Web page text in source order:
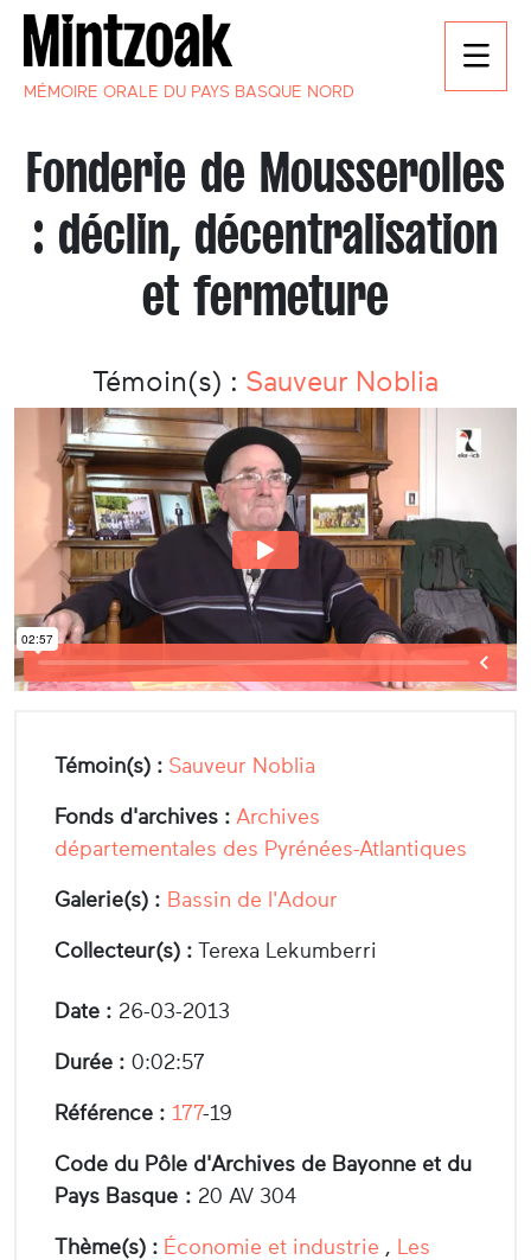
MÉMOIRE ORALE DU PAYS BASQUE NORD
Fonderie de Mousserolles
: déclin, décentralisation
et fermeture
Témoin(s) : Sauveur Noblia
Témoin(s) : Sauveur Noblia
Fonds d'archives : Archives
départementales des Pyrénées-Atlantiques
Galerie(s) : Bassin de l'Adour
Collecteur(s) : Terexa Lekumberri
Date : 26-03-2013
Durée : 0:02:57
Référence : 177-19
Code du Pôle d'Archives de Bayonne et du
Pays Basque : 20 AV 304
Thème(s) : Économie et industrie , Les